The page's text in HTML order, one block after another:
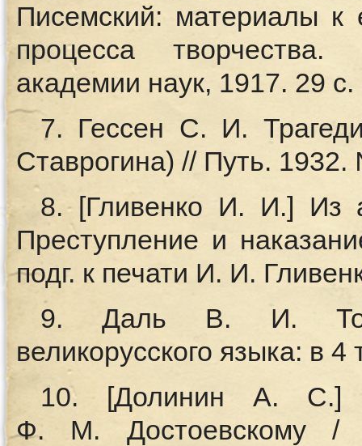
Писемский: материалы к
процесса
академии наук, 1917. 29 с.
7. Гессен С. И.
Ставрогина) // Путь.
8. [Гливенко И. И.] Из
Преступление и
подг. к печати И. И.
9. Даль В. И.
великорусского языка: в
10. [Долинин А. С.]
Ф. M. Достоевскому